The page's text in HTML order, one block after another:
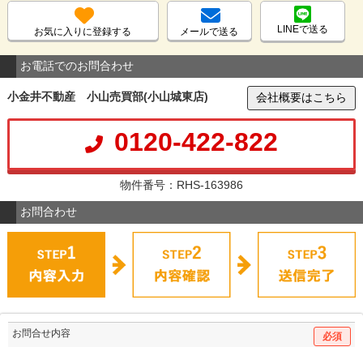
お気に入りに登録する メールで送る LINEで送る
お電話でのお問合わせ
小金井不動産 小山売買部(小山城東店) 会社概要はこちら
0120-422-822
物件番号：RHS-163986
お問合わせ
お問合せ内容 必須